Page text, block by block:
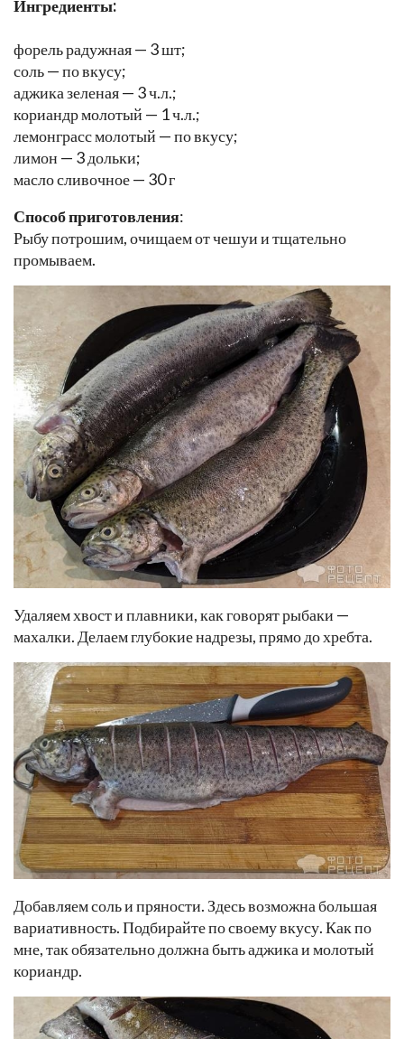
Ингредиенты:
форель радужная — 3 шт;
соль — по вкусу;
аджика зеленая — 3 ч.л.;
кориандр молотый — 1 ч.л.;
лемонграсс молотый — по вкусу;
лимон — 3 дольки;
масло сливочное — 30 г
Способ приготовления:
Рыбу потрошим, очищаем от чешуи и тщательно
промываем.
Удаляем хвост и плавники, как говорят рыбаки —
махалки. Делаем глубокие надрезы, прямо до хребта.
Добавляем соль и пряности. Здесь возможна большая
вариативность. Подбирайте по своему вкусу. Как по
мне, так обязательно должна быть аджика и молотый
кориандр.